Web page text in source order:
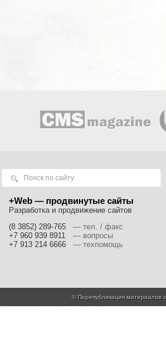
+Web — продвинутые сайты
Разработка и продвижение сайтов
(8 3852) 289-765
+7 960 939 8911
+7 913 214 6666
— тел. / факс
— вопросы
— техпомощь
© Перепубликация